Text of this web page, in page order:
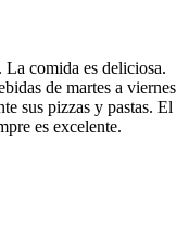
comida es deliciosa.
de martes a viernes
sus pizzas y pastas. El
es excelente.